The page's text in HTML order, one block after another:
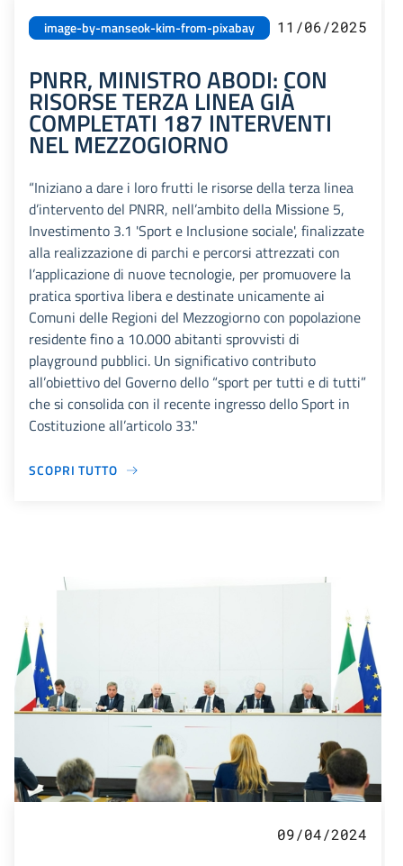
image-by-manseok-kim-from-pixabay 11/06/2025
PNRR, MINISTRO ABODI: CON
RISORSE TERZA LINEA GIÀ
COMPLETATI 187 INTERVENTI
NEL MEZZOGIORNO
“Iniziano a dare i loro frutti le risorse della terza linea
d’intervento del PNRR, nell’ambito della Missione 5,
Investimento 3.1 'Sport e Inclusione sociale', finalizzate
alla realizzazione di parchi e percorsi attrezzati con
l’applicazione di nuove tecnologie, per promuovere la
pratica sportiva libera e destinate unicamente ai
Comuni delle Regioni del Mezzogiorno con popolazione
residente fino a 10.000 abitanti sprovvisti di
playground pubblici. Un significativo contributo
all’obiettivo del Governo dello “sport per tutti e di tutti”
che si consolida con il recente ingresso dello Sport in
Costituzione all’articolo 33."
SCOPRI TUTTO
09/04/2024